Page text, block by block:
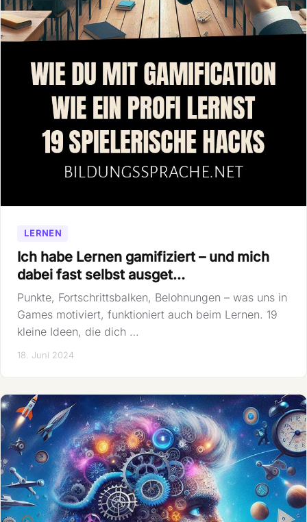
LERNEN
Ich habe Lernen gamifiziert – und mich
dabei fast selbst ausget…
Punkte, Fortschrittsbalken, Belohnungen – was uns in
Games motiviert, funktioniert auch beim Lernen. 19
kleine Ideen, die dich …
18. Juni 2024